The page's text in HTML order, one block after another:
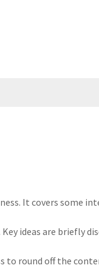
It covers some
ideas are briefly
to round off the